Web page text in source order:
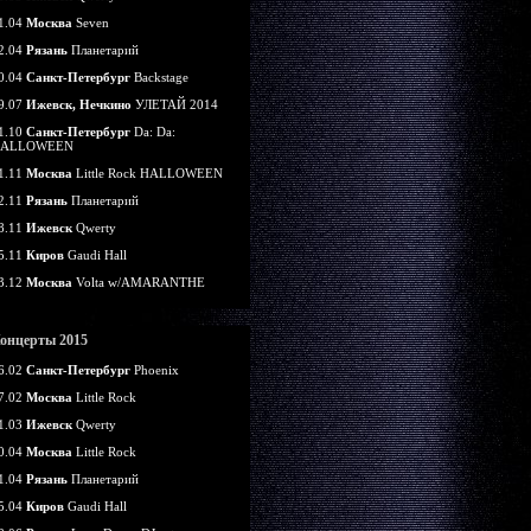
Москва Seven
Рязань Планетарий
Санкт-Петербург Backstage
Ижевск, Нечкино УЛЕТАЙ 2014
Санкт-Петербург Da: Da:
Москва Little Rock HALLOWEEN
Рязань Планетарий
Ижевск Qwerty
Киров Gaudi Hall
Москва Volta w/AMARANTHE
2015
Санкт-Петербург Phoenix
Москва Little Rock
Ижевск Qwerty
Москва Little Rock
Рязань Планетарий
Киров Gaudi Hall